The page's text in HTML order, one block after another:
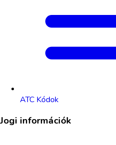
ATC Kódok
Jogi információk